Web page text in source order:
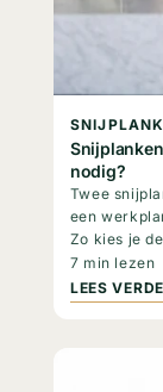
nodig?
Twee
een
Zo kies je
7 min lezen
LEES